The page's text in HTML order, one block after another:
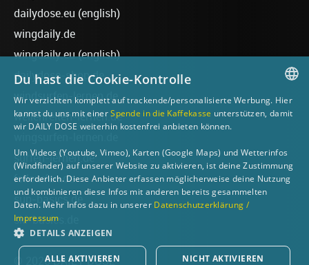
dailydose.eu (english)
wingdaily.de
wingdaily.eu(english)
dailydose-shop.de
windsurfen-lernen.de
wellenreiten-lernen.de
surfen-lernen.de
foilsurfen.de
sup-basics.de
ski-basics.de
© 2026 DAILY DOSE
GERMAN
Du hast die Cookie-Kontrolle
Wir verzichten komplett auf trackende/personalisierte Werbung. Hier
kannst du uns mit einerSpende in die Kaffekasse unterstützen, damit
wir DAILY DOSE weiterhin kostenfrei anbieten können.
Um Videos (Youtube, Vimeo), Karten (Google Maps) und Wetterinfos
(Windfinder) auf unserer Website zu aktivieren, ist deine Zustimmung
erforderlich. Diese Anbieter erfassen möglicherweise deine Nutzung
und kombinieren diese Infos mit anderen bereits gesammelten
Daten. Mehr Infos dazu in unserer Datenschutzerklärung /
Impressum
DETAILS ANZEIGEN
ALLE AKTIVIEREN NICHT AKTIVIEREN